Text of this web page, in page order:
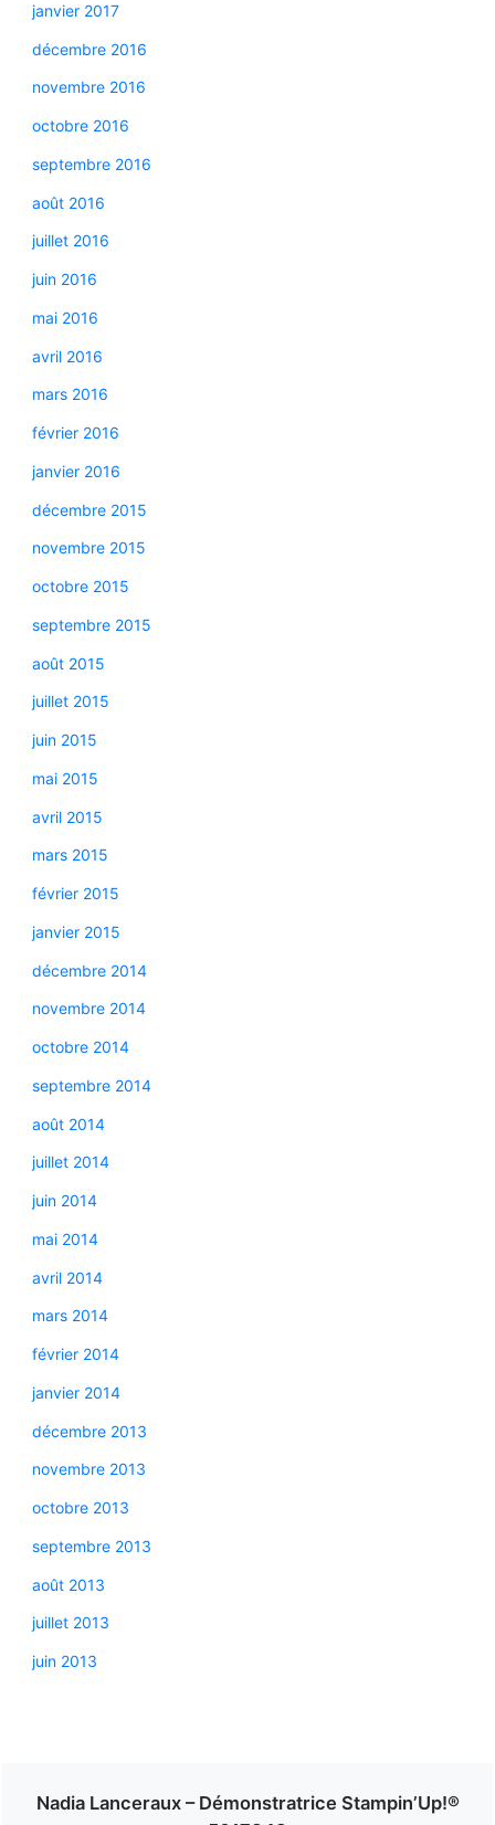
janvier 2017
décembre 2016
novembre 2016
octobre 2016
septembre 2016
août 2016
juillet 2016
juin 2016
mai 2016
avril 2016
mars 2016
février 2016
janvier 2016
décembre 2015
novembre 2015
octobre 2015
septembre 2015
août 2015
juillet 2015
juin 2015
mai 2015
avril 2015
mars 2015
février 2015
janvier 2015
décembre 2014
novembre 2014
octobre 2014
septembre 2014
août 2014
juillet 2014
juin 2014
mai 2014
avril 2014
mars 2014
février 2014
janvier 2014
décembre 2013
novembre 2013
octobre 2013
septembre 2013
août 2013
juillet 2013
juin 2013
Nadia Lanceraux – Démonstratrice Stampin’Up!®